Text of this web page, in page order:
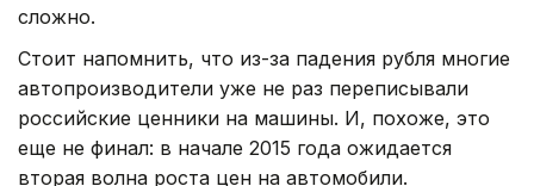
сложно.
Стоит напомнить, что из-за падения рубля многие
автопроизводители уже не раз переписывали
российские ценники на машины. И, похоже, это
еще не финал: в начале 2015 года ожидается
вторая волна роста цен на автомобили.